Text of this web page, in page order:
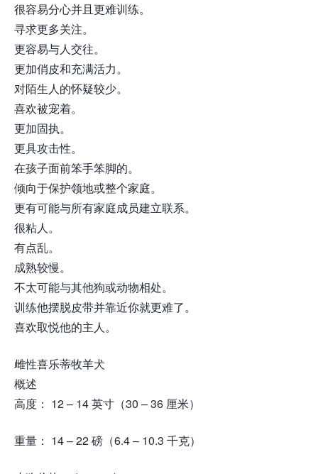
很容易分心并且更难训练。
寻求更多关注。
更容易与人交往。
更加俏皮和充满活力。
对陌生人的怀疑较少。
喜欢被宠着。
更加固执。
更具攻击性。
在孩子面前笨手笨脚的。
倾向于保护领地或整个家庭。
更有可能与所有家庭成员建立联系。
很粘人。
有点乱。
成熟较慢。
不太可能与其他狗或动物相处。
训练他摆脱皮带并靠近你就更难了。
喜欢取悦他的主人。
雌性喜乐蒂牧羊犬
概述
高度： 12 – 14 英寸（30 – 36 厘米）
重量： 14 – 22 磅（6.4 – 10.3 千克）